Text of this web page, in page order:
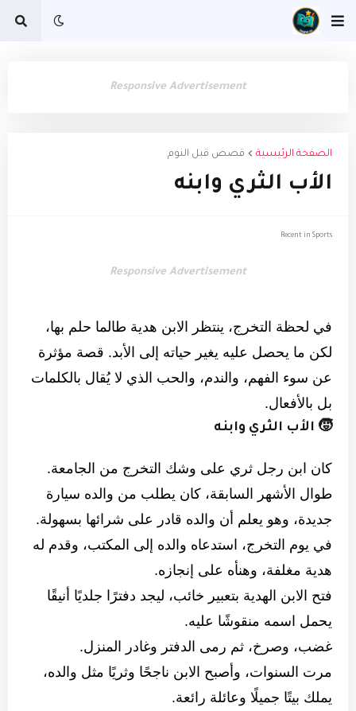
Responsive Advertisement
الصفحة الرئيسية قصص قبل النوم
الأب الثري وابنه
Recent in Sports
Responsive Advertisement
في لحظة التخرج، ينتظر الابن هدية طالما حلم بها،
لكن ما يحصل عليه يغير حياته إلى الأبد. قصة مؤثرة
عن سوء الفهم، والندم، والحب الذي لا يُقال بالكلمات
بل بالأفعال.
🧒 الأب الثري وابنه
كان ابن رجل ثري على وشك التخرج من الجامعة.
طوال الأشهر السابقة، كان يطلب من والده سيارة
جديدة، وهو يعلم أن والده قادر على شرائها بسهولة.
في يوم التخرج، استدعاه والده إلى المكتب، وقدم له
هدية مغلفة، وهنأه على إنجازه.
فتح الابن الهدية بتعبير خائب، ليجد دفترًا جلديًا أنيقًا
يحمل اسمه منقوشًا عليه.
غضب، وصرخ، ثم رمى الدفتر وغادر المنزل.
مرت السنوات، وأصبح الابن ناجحًا وثريًا مثل والده،
يملك بيتًا جميلًا وعائلة رائعة.